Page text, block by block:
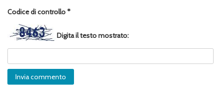
Codice di controllo*
Digita il testo mostrato: